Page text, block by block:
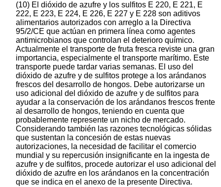
(10) El dióxido de azufre y los sulfitos E 220, E 221, E
222, E 223, E 224, E 226, E 227 y E 228 son aditivos
alimentarios autorizados con arreglo a la Directiva
95/2/CE que actúan en primera línea como agentes
antimicrobianos que controlan el deterioro químico.
Actualmente el transporte de fruta fresca reviste una gran
importancia, especialmente el transporte marítimo. Este
transporte puede tardar varias semanas. El uso del
dióxido de azufre y de sulfitos protege a los arándanos
frescos del desarrollo de hongos. Debe autorizarse un
uso adicional del dióxido de azufre y de sulfitos para
ayudar a la conservación de los arándanos frescos frente
al desarrollo de hongos, teniendo en cuenta que
probablemente represente un nicho de mercado.
Considerando también las razones tecnológicas sólidas
que sustentan la concesión de estas nuevas
autorizaciones, la necesidad de facilitar el comercio
mundial y su repercusión insignificante en la ingesta de
azufre y de sulfitos, procede autorizar el uso adicional del
dióxido de azufre en los arándanos en la concentración
que se indica en el anexo de la presente Directiva.